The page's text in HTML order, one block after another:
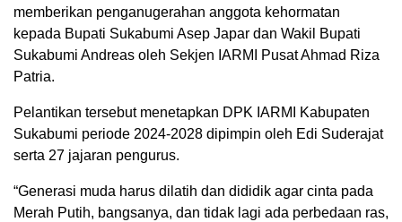
memberikan penganugerahan anggota kehormatan
kepada Bupati Sukabumi Asep Japar dan Wakil Bupati
Sukabumi Andreas oleh Sekjen IARMI Pusat Ahmad Riza
Patria.
Pelantikan tersebut menetapkan DPK IARMI Kabupaten
Sukabumi periode 2024-2028 dipimpin oleh Edi Suderajat
serta 27 jajaran pengurus.
“Generasi muda harus dilatih dan dididik agar cinta pada
Merah Putih, bangsanya, dan tidak lagi ada perbedaan ras,